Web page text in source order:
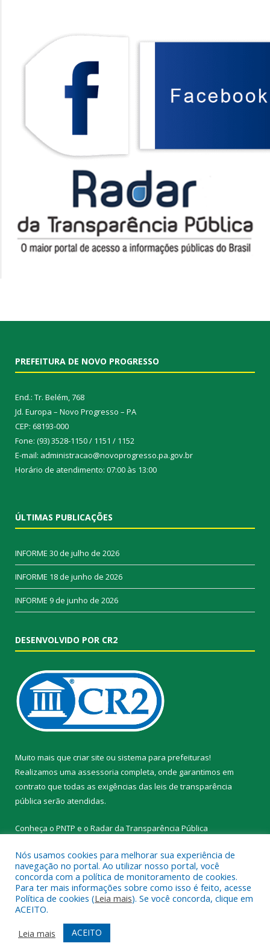
PREFEITURA DE NOVO PROGRESSO
End.: Tr. Belém, 768
Jd. Europa – Novo Progresso – PA
CEP: 68193-000
Fone: (93) 3528-1150 / 1151 / 1152
E-mail: administracao@novoprogresso.pa.gov.br
Horário de atendimento: 07:00 às 13:00
ÚLTIMAS PUBLICAÇÕES
INFORME 30 de julho de 2026
INFORME 18 de junho de 2026
INFORME 9 de junho de 2026
DESENVOLVIDO POR CR2
Muito mais que criar site ou sistema para prefeituras!
Realizamos uma assessoria completa, onde garantimos em
contrato que todas as exigências das leis de transparência
pública serão atendidas.
Conheça o PNTP e o Radar da Transparência Pública
Todos os direitos reservados a Prefeitura Municipal de Novo
Progresso.
Mapa do Site
Acessar Área Administrativa
Acessar Webmail
Nós usamos cookies para melhorar sua experiência de
navegação no portal. Ao utilizar nosso portal, você
concorda com a política de monitoramento de cookies.
Para ter mais informações sobre como isso é feito, acesse
Política de cookies (Leia mais). Se você concorda, clique em
ACEITO.
Leia mais
ACEITO